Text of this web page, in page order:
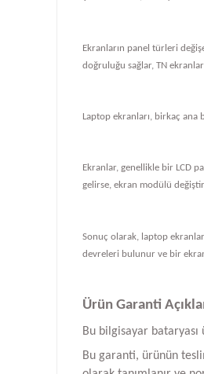
Ekranların panel türleri
doğruluğu sağlar, TN
Laptop ekranları, birkaç ana
Ekranlar, genellikle bir LCD
gelirse, ekran modülü
Sonuç olarak, laptop
devreleri bulunur ve bir
Ürün Garanti
Bu bilgisayar bataryası
Bu garanti, ürünün